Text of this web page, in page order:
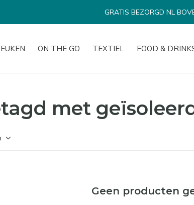
ON THE GO TEXTIEL FOOD &
GRATIS BEZORGD NL
met
Geen producten